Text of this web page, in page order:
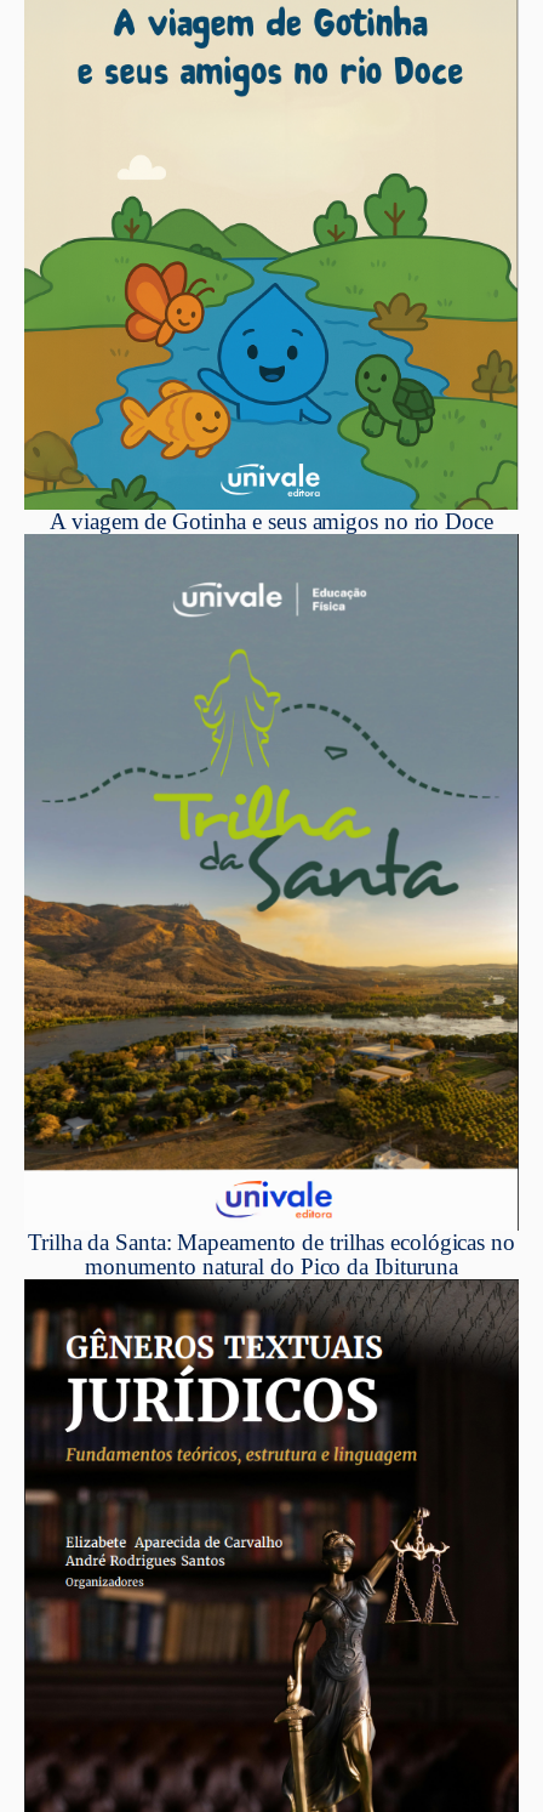
A viagem de Gotinha e seus amigos no rio Doce
Trilha da Santa: Mapeamento de trilhas ecológicas no
monumento natural do Pico da Ibituruna